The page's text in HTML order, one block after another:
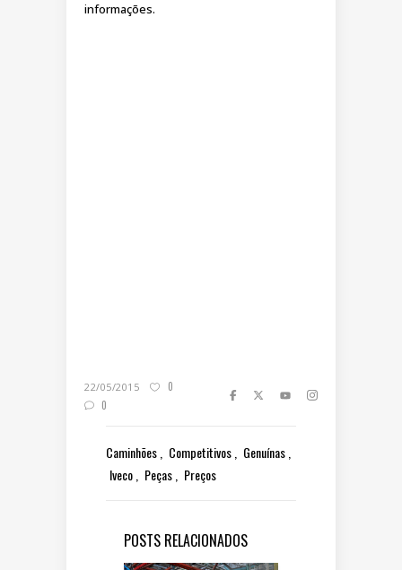
informações.
22/05/2015
0
0
Caminhões Competitivos
Genuínas
Iveco
Peças Preços
POSTS RELACIONADOS